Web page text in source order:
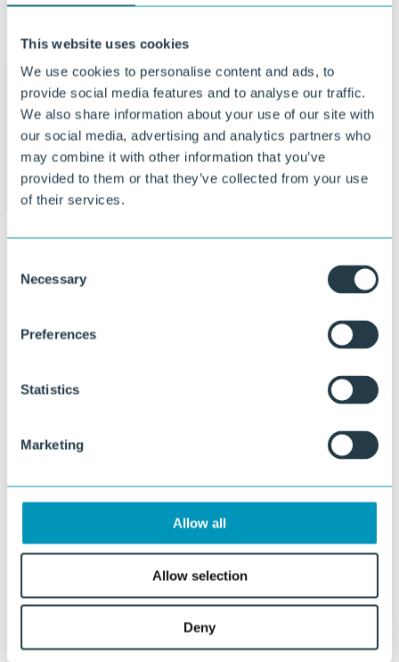
This website uses cookies
We use cookies to personalise content and ads, to
provide social media features and to analyse our traffic.
We also share information about your use of our site with
our social media, advertising and analytics partners who
may combine it with other information that you’ve
provided to them or that they’ve collected from your use
of their services.
Selection
Necessary
Preferences
Statistics
Marketing
Allow all
Allow selection
Deny
Wereldspeler met lokaal vakmanschap als basis. Onze fabriek in het
regionale werkgelegenheid.
Bezoek ons of neem contact op
Meer over ons
KLP®– duurzaam, circulair,
betrouwbaar.
Onze geavanceerde KLP
kunststofalternatieven voor hout, staal en beton met uitstekende